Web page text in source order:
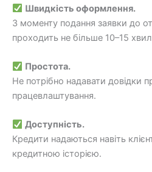
Швидкість оформлення.
З моменту подання заявки до
проходить не більше 10–15
Простота.
Не потрібно надавати довідки
працевлаштування.
Доступність.
Кредити надаються навіть
кредитною історією.